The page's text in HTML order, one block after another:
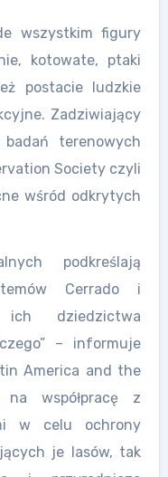
wszystkim figury
kotowate, ptaki
postacie ludzkie
Zadziwiający
terenowych
Society czyli
wśród odkrytych
podkreślają
Cerrado i
dziedzictwa
– informuje
America and the
na współpracę z
w celu ochrony
je lasów, tak